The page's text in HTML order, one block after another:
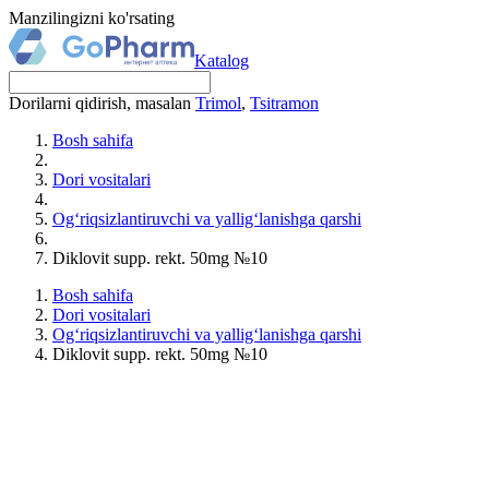
Manzilingizni ko'rsating
Katalog
Dorilarni qidirish, masalan Trimol, Tsitramon
Bosh sahifa
Dori vositalari
Og‘riqsizlantiruvchi va yallig‘lanishga qarshi
Diklovit supp. rekt. 50mg №10
Bosh sahifa
Dori vositalari
Og‘riqsizlantiruvchi va yallig‘lanishga qarshi
Diklovit supp. rekt. 50mg №10